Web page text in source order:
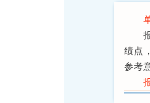
绩点
参考